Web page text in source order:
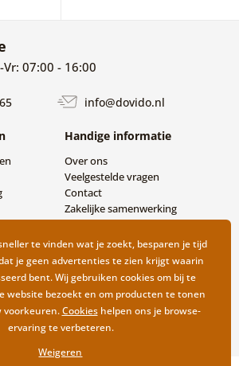
07:00 - 16:00
info@dovido.nl
Handige informatie
Over ons
Veelgestelde vragen
Contact
Zakelijke samenwerking
te vinden wat je zoekt, besparen je tijd
je geen advertenties te zien krijgt waarin
bent. Wij gebruiken cookies om bij te
website bezoekt en om producten te tonen
voorkeuren.Cookieshelpen ons je browse-
ervaring te verbeteren.
Weigeren